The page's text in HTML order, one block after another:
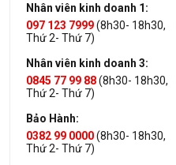
Nhân viên kinh doanh 1:
097 123 7999(8h30- 18h30,
Thứ 2- Thứ 7)
Nhân viên kinh doanh 3:
0845 77 99 88(8h30- 18h30,
Thứ 2- Thứ 7)
Bảo Hành:
0382 99 0000(8h30- 18h30,
Thứ 2- Thứ 7)